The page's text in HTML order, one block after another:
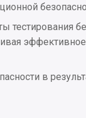
тестирования
в